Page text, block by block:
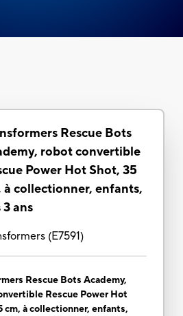
Rescue Bots
robot convertible
Power Hot Shot, 35
à collectionner, enfants,
3 ans
(E7591)
Rescue Bots Academy,
Rescue Power Hot
cm, à collectionner, enfants,